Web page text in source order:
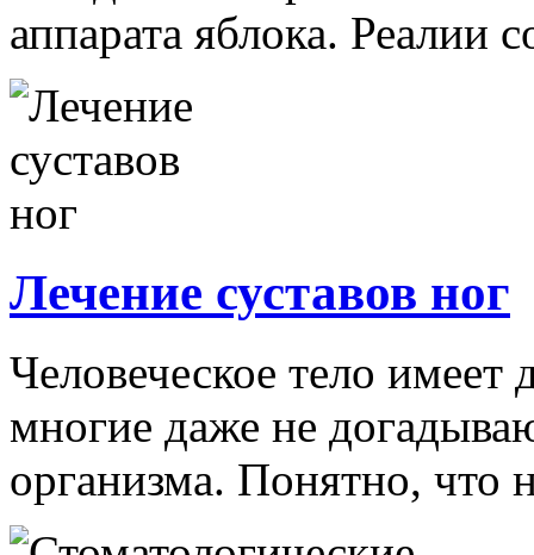
аппарата яблока. Реалии
Лечение суставов ног
Человеческое тело имеет
многие даже не
организма. Понятно, что